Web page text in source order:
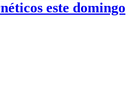
este domingo